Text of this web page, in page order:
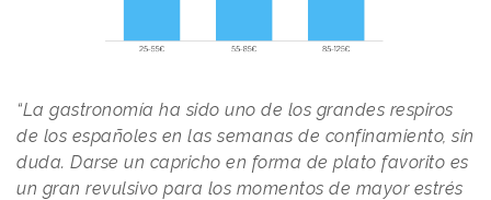
“La gastronomía ha sido uno de los grandes respiros
de los españoles en las semanas de confinamiento, sin
duda. Darse un capricho en forma de plato favorito es
un gran revulsivo para los momentos de mayor estrés